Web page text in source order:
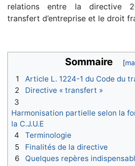
relations entre la directive
transfert d’entreprise et le droit
Sommaire
1
Article L. 1224-1 du Code du
2
Directive « transfert »
3
Harmonisation partielle selon la
la C.J.U.E
4
Terminologie
5
Finalités de la directive
6
Quelques repères